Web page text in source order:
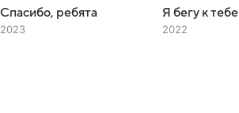
Спасибо, ребята
2023
Я бегу к тебе
2022